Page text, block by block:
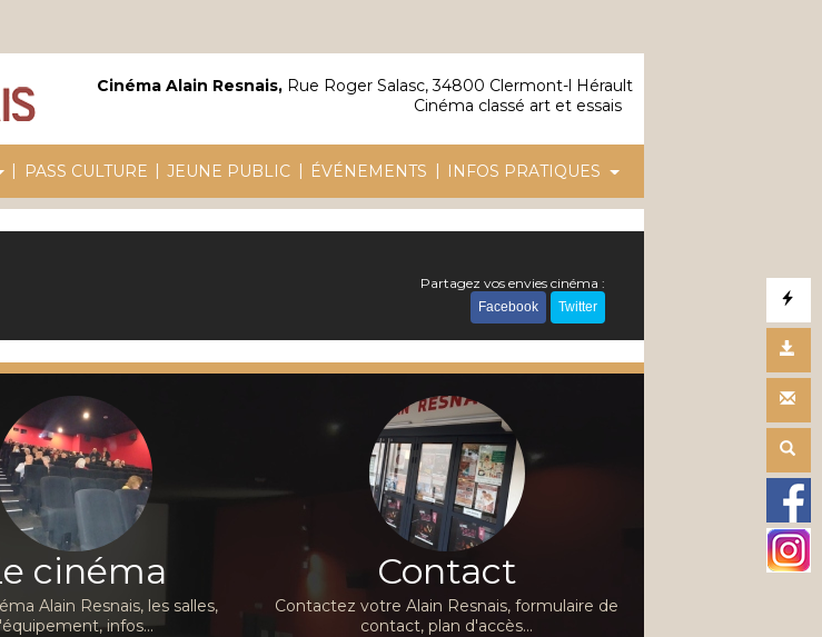
| PASS CULTURE | JEUNE PUBLIC | ÉVÉNEMENTS | INFOS PRATIQUES
Cinéma Alain Resnais, Rue Roger Salasc, 34800 Clermont-l Hérault
Cinéma classé art et essais
Partagez vos envies cinéma :
Facebook Twitter
cinéma
Alain Resnais, les salles,
infos...
Contact
Contactez votre Alain Resnais, formulaire de
contact, plan d'accès...